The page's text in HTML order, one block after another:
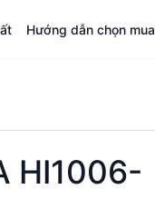
Hướng dẫn chọn mua
HI1006-